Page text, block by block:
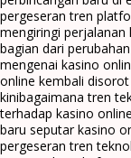
pergeseran tren
mengiringi perjalanan
bagian dari
mengenai kasino
online kembali
kinibagaimana tren
terhadap kasino online
baru seputar kasino
pergeseran tren